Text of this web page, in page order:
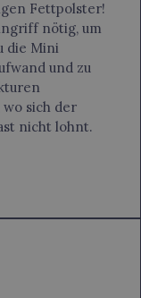
Fettpolster!
nötig, um
die Mini
und zu
sich der
nicht lohnt.